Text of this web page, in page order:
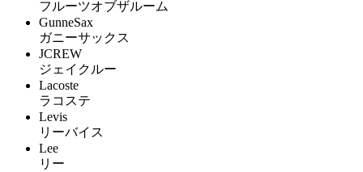
フルーツオブザルーム
GunneSax
ガニーサックス
JCREW
ジェイクルー
Lacoste
ラコステ
Levis
リーバイス
Lee
リー